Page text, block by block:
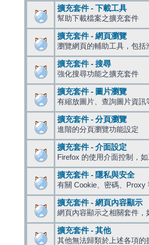
擴充套件 - 下載工具
幫助下載檔案之擴充套件
擴充套件 - 網頁瀏覽
瀏覽網頁的輔助工具，包括
擴充套件 - 搜尋
強化搜尋功能之擴充套件
擴充套件 - 圖片瀏覽
有縮放圖片、查詢圖片資訊
擴充套件 - 分頁瀏覽
進階的分頁瀏覽功能設定
擴充套件 - 介面設定
Firefox 的使用介面控制，
擴充套件 - 隱私與安全
有關 Cookie、密碼、Proxy
擴充套件 - 網頁內容顯示
網頁內容顯示之相關套件，
擴充套件 - 其他
其他無法歸類於上述各項的